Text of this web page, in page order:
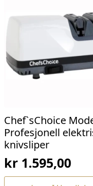
Chef`sChoice
Profesjonell
knivsliper
kr1.595,00